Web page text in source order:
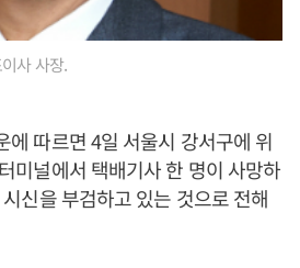
사 사장.
에 따르면 4일 서울시 강서구에 위
미널에서 택배기사 한 명이 사망하
신을 부검하고 있는 것으로 전해